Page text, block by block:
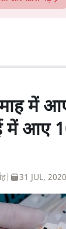
माह में
आए
| 31 JUL, 2020